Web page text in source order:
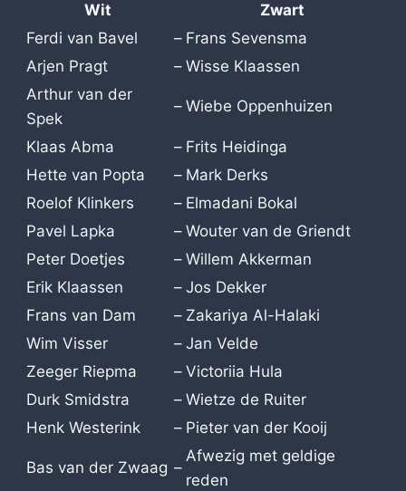
Wit
Zwart
Ferdi van Bavel
– Frans Sevensma
Arjen Pragt
– Wisse Klaassen
Arthur van der
Spek
– Wiebe Oppenhuizen
Klaas Abma – Frits Heidinga
Hette van Popta
– Mark Derks
Roelof Klinkers
– Elmadani Bokal
Pavel Lapka
– Wouter van de Griendt
Peter Doetjes
– Willem Akkerman
Erik Klaassen
– Jos Dekker
Frans van Dam
– Zakariya Al-Halaki
Wim Visser
– Jan Velde
Zeeger Riepma
– Victoriia Hula
Durk Smidstra
– Wietze de Ruiter
Henk Westerink
– Pieter van der Kooij
Bas van der Zwaag –
Afwezig met geldige
reden